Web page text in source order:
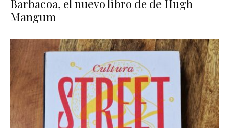
Barbacoa, el nuevo libro de de Hugh
Mangum